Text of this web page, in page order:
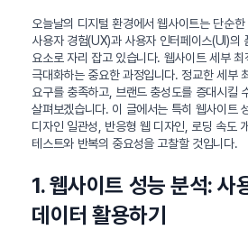
오늘날의 디지털 환경에서 웹사이트는 단순
사용자 경험(UX)과 사용자 인터페이스(UI)의
요소로 자리 잡고 있습니다. 웹사이트 세부
극대화하는 중요한 과정입니다. 정교한 세부
요구를 충족하고, 브랜드 충성도를 증대시킬
살펴보겠습니다. 이 글에서는 특히 웹사이트
디자인 일관성, 반응형 웹 디자인, 로딩 속도
테스트와 반복의 중요성을 고찰할 것입니다.
1. 웹사이트 성능 분석: 사
데이터 활용하기